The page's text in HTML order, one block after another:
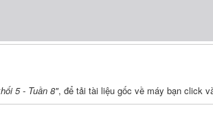
5 - Tuần 8", để tải tài liệu gốc về máy bạn click